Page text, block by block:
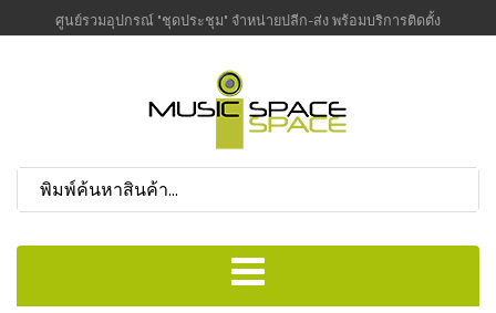
ศูนย์รวมอุปกรณ์ "ชุดประชุม" จำหน่ายปลีก-ส่ง พร้อมบริการติดตั้ง